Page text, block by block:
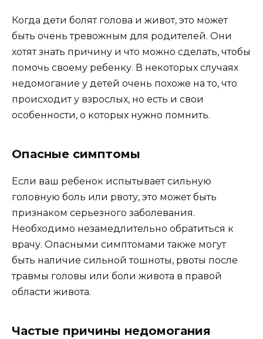
Когда дети болят голова и живот, это может
быть очень тревожным для родителей. Они
хотят знать причину и что можно сделать, чтобы
помочь своему ребенку. В некоторых случаях
недомогание у детей очень похоже на то, что
происходит у взрослых, но есть и свои
особенности, о которых нужно помнить.
Опасные симптомы
Если ваш ребенок испытывает сильную
головную боль или рвоту, это может быть
признаком серьезного заболевания.
Необходимо незамедлительно обратиться к
врачу. Опасными симптомами также могут
быть наличие сильной тошноты, рвоты после
травмы головы или боли живота в правой
области живота.
Частые причины недомогания